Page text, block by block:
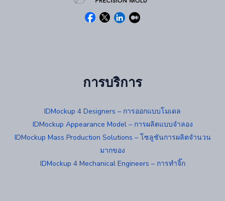
การบริการ
IDMockup 4 Designers – การออกแบบโมเดล
IDMockup Appearance Model – การผลิตแบบจำลอง
IDMockup Mass Production Solutions – โซลูชันการผลิตจำนวน
มากของ
IDMockup 4 Mechanical Engineers – การทำจิ๊ก